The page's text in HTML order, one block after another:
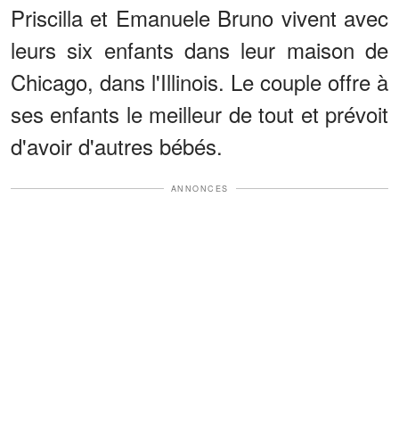
Priscilla et Emanuele Bruno vivent avec
leurs six enfants dans leur maison de
Chicago, dans l'Illinois. Le couple offre à
ses enfants le meilleur de tout et prévoit
d'avoir d'autres bébés.
ANNONCES